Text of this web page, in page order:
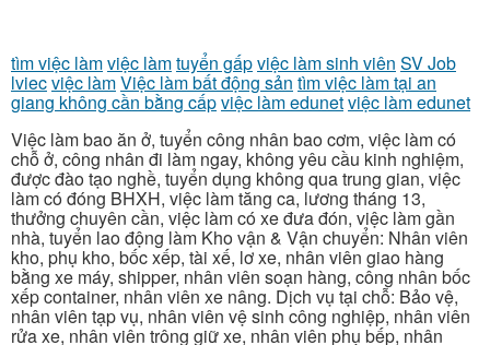
tìm việc làmviệc làmtuyển gấpviệc làm sinh viên SV Job
lviecviệc làmViệc làm bất động sản tìm việc làm tại an
giang không cần bằng cấpviệc làm edunetviệc làm edunet
Việc làm bao ăn ở, tuyển công nhân bao cơm, việc làm có
chỗ ở, công nhân đi làm ngay, không yêu cầu kinh nghiệm,
được đào tạo nghề, tuyển dụng không qua trung gian, việc
làm có đóng BHXH, việc làm tăng ca, lương tháng 13,
thưởng chuyên cần, việc làm có xe đưa đón, việc làm gần
nhà, tuyển lao động làm Kho vận & Vận chuyển: Nhân viên
kho, phụ kho, bốc xếp, tài xế, lơ xe, nhân viên giao hàng
bằng xe máy, shipper, nhân viên soạn hàng, công nhân bốc
xếp container, nhân viên xe nâng. Dịch vụ tại chỗ: Bảo vệ,
nhân viên tạp vụ, nhân viên vệ sinh công nghiệp, nhân viên
rửa xe, nhân viên trông giữ xe, nhân viên phụ bếp, nhân